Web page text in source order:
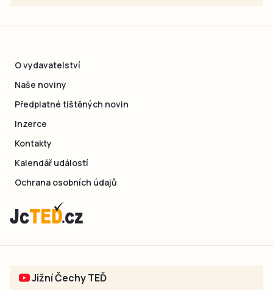
O vydavatelství
Naše noviny
Předplatné tištěných novin
Inzerce
Kontakty
Kalendář událostí
Ochrana osobních údajů
Jižní Čechy TEĎ